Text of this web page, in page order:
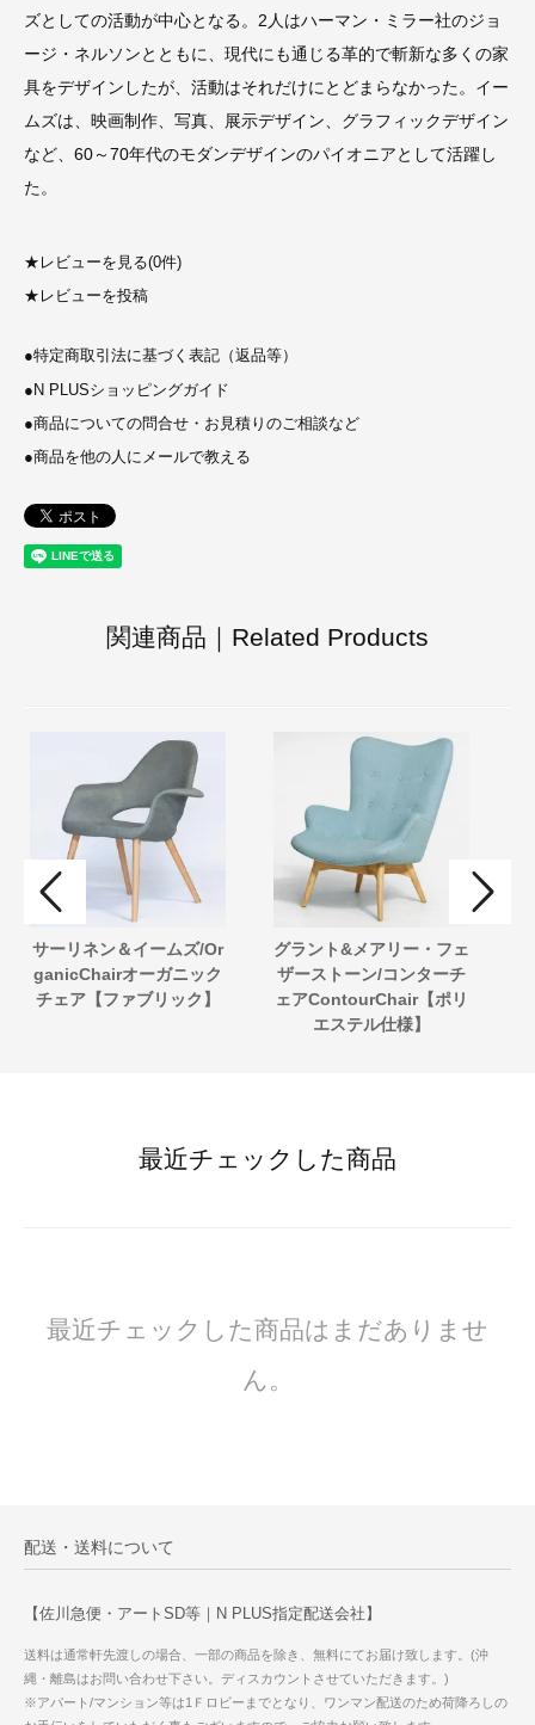
ズとしての活動が中心となる。2人はハーマン・ミラー社のジョ
ージ・ネルソンとともに、現代にも通じる革的で斬新な多くの家
具をデザインしたが、活動はそれだけにとどまらなかった。イー
ムズは、映画制作、写真、展示デザイン、グラフィックデザイン
など、60～70年代のモダンデザインのパイオニアとして活躍し
た。
★ レビューを見る(0件)
★ レビューを投稿
●特定商取引法に基づく表記（返品等）
● N PLUSショッピングガイド
●商品についての問合せ・お見積りのご相談など
●商品を他の人にメールで教える
関連商品｜Related Products
サーリネン＆イームズ/Or
ganicChairオーガニック
チェア【ファブリック】
グラント&メアリー・フェ
ザーストーン/コンターチ
ェアContourChair【ポリ
エステル仕様】
最近チェックした商品
最近チェックした商品はまだありませ
ん。
配送・送料について
【佐川急便・アートSD等｜N PLUS指定配送会社】
送料は通常軒先渡しの場合、一部の商品を除き、無料にてお届け致します。(沖
縄・離島はお問い合わせ下さい。ディスカウントさせていただきます。)
※アパート/マンション等は1Ｆロビーまでとなり、ワンマン配送のため荷降ろしの